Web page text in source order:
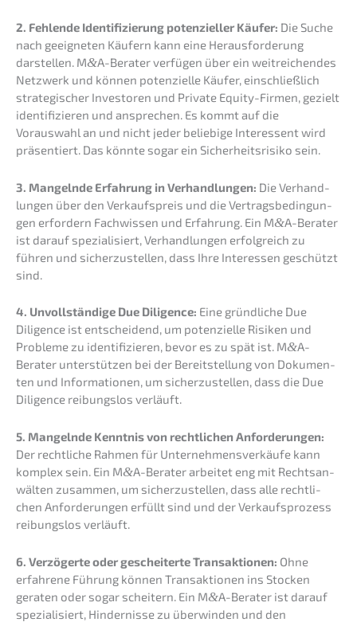
2. Fehlen­de Identi­fi­zie­rung poten­zi­el­ler Käufer: Die Suche
nach geeig­ne­ten Käufern kann eine Heraus­for­de­rung
darstel­len. M&A-Berater verfü­gen über ein weitrei­chen­des
Netzwerk und können poten­zi­el­le Käufer, einschließ­lich
strate­gi­scher Inves­to­ren und Priva­te Equity-Firmen, gezielt
identi­fi­zie­ren und anspre­chen. Es kommt auf die
Vorauswahl an und nicht jeder belie­bi­ge Inter­es­sent wird
präsen­tiert. Das könnte sogar ein Sicher­heits­ri­si­ko sein.
3. Mangeln­de Erfah­rung in Verhand­lun­gen: Die Verhand­
lun­gen über den Verkaufs­preis und die Vertrags­be­din­gun­
gen erfor­dern Fachwis­sen und Erfah­rung. Ein M&A-Berater
ist darauf spezia­li­siert, Verhand­lun­gen erfolg­reich zu
führen und sicher­zu­stel­len, dass Ihre Inter­es­sen geschützt
sind.
4. Unvoll­stän­di­ge Due Diligence: Eine gründ­li­che Due
Diligence ist entschei­dend, um poten­zi­el­le Risiken und
Proble­me zu identi­fi­zie­ren, bevor es zu spät ist. M&A-
Berater unter­stüt­zen bei der Bereit­stel­lung von Dokumen­
ten und Infor­ma­tio­nen, um sicher­zu­stel­len, dass die Due
Diligence reibungs­los verläuft.
5. Mangeln­de Kennt­nis von recht­li­chen Anfor­de­run­gen:
Der recht­li­che Rahmen für Unter­neh­mens­ver­käu­fe kann
komplex sein. Ein M&A-Berater arbei­tet eng mit Rechts­an­
wäl­ten zusam­men, um sicher­zu­stel­len, dass alle recht­li­
chen Anfor­de­run­gen erfüllt sind und der Verkaufs­pro­zess
reibungs­los verläuft.
6. Verzö­ger­te oder geschei­ter­te Trans­ak­tio­nen: Ohne
erfah­re­ne Führung können Trans­ak­tio­nen ins Stocken
geraten oder sogar schei­tern. Ein M&A-Berater ist darauf
spezia­li­siert, Hinder­nis­se zu überwin­den und den